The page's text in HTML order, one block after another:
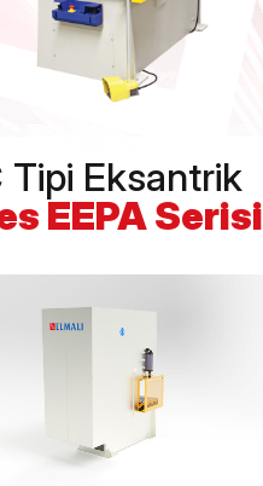
Tipi Eksantrik
EEPA Serisi